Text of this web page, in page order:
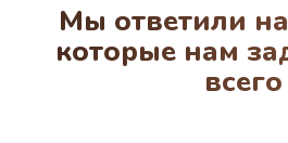
Мы ответили
которые нам
всего